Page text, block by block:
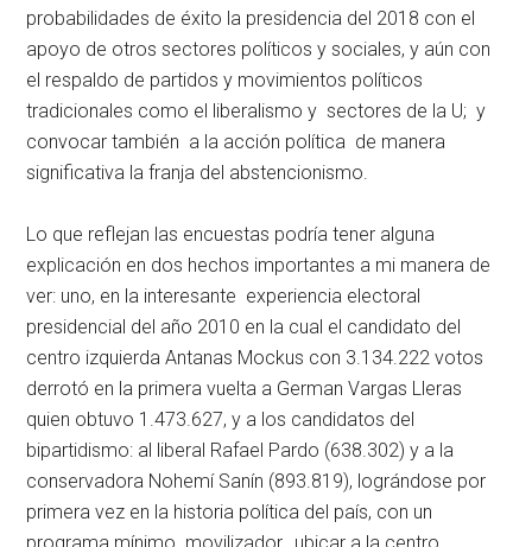
probabilidades de éxito la presidencia del 2018 con el
apoyo de otros sectores políticos y sociales, y aún con
el respaldo de partidos y movimientos políticos
tradicionales como el liberalismo y sectores de la U; y
convocar también a la acción política de manera
significativa la franja del abstencionismo.
Lo que reflejan las encuestas podría tener alguna
explicación en dos hechos importantes a mi manera de
ver: uno, en la interesante experiencia electoral
presidencial del año 2010 en la cual el candidato del
centro izquierda Antanas Mockus con 3.134.222 votos
derrotó en la primera vuelta a German Vargas Lleras
quien obtuvo 1.473.627, y a los candidatos del
bipartidismo: al liberal Rafael Pardo (638.302) y a la
conservadora Nohemí Sanín (893.819), lográndose por
primera vez en la historia política del país, con un